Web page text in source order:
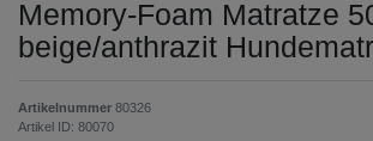
Memory-Foam Matratze
beige/anthrazit
Artikelnummer 80326
Artikel ID: 80070